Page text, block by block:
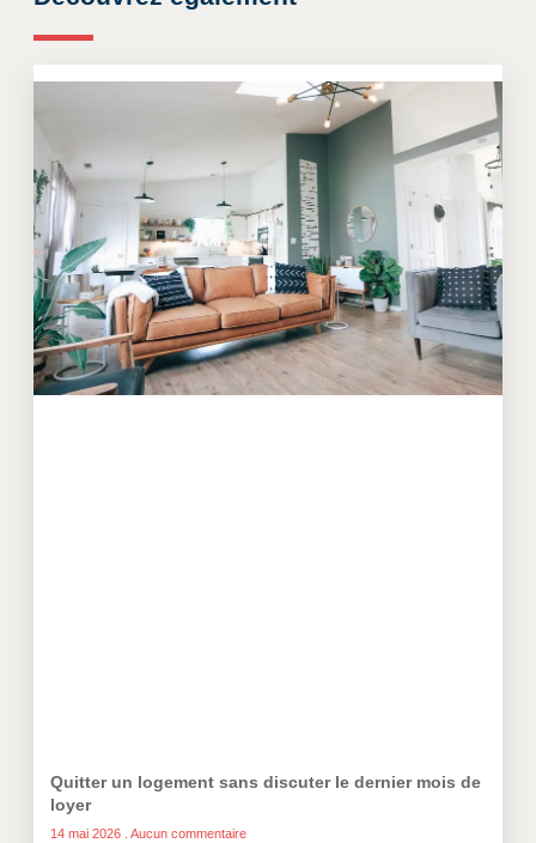
Quitter un logement sans discuter le dernier mois de
loyer
14 mai 2026 Aucun commentaire